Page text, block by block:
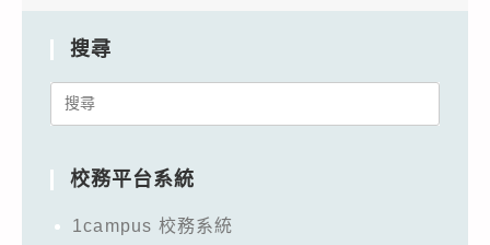
搜尋
Search
校務平台系統
1campus 校務系統